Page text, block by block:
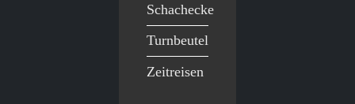
Schachecke
Turnbeutel
Zeitreisen